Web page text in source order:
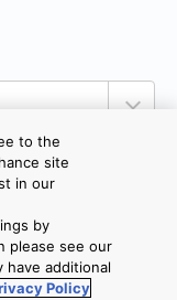
to the
site
in our
by
please see our
have additional
Policy